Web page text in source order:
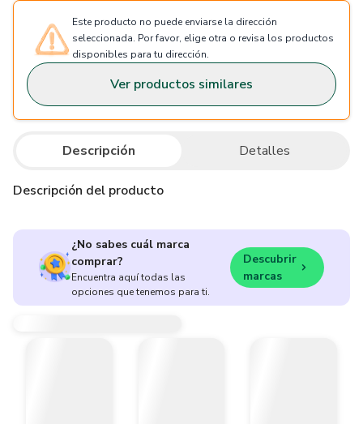
Este producto no puede enviarse la dirección
seleccionada. Por favor, elige otra o revisa los productos
disponibles para tu dirección.
Ver productos similares
Descripción Detalles
Descripción del producto
¿No sabes cuál marca
comprar?
Encuentra aquí todas las
opciones que tenemos para ti.
Descubrir
marcas